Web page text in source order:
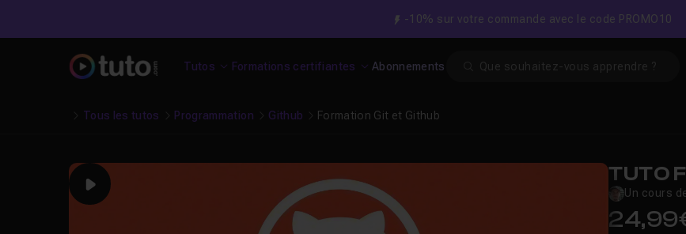
-10% sur votre commande avec le code PROMO10
Tutos Formations certifiantes Abonnements
Tous les tutos Programmation Github Formation Git et Github
Play
TUTO
Un cours